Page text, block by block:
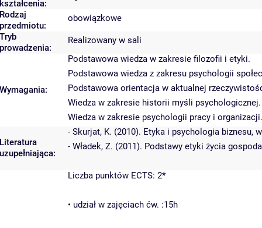
kształcenia:
Rodzaj
przedmiotu:
obowiązkowe
Tryb
prowadzenia:
Realizowany w sali
Wymagania:
Podstawowa wiedza w zakresie filozofii i etyki.
Podstawowa wiedza z zakresu psychologii
Podstawowa orientacja w aktualnej
Wiedza w zakresie historii myśli psychologicznej.
Wiedza w zakresie psychologii pracy i organizacji.
Literatura
uzupełniająca:
- Skurjat, K. (2010). Etyka i psychologia biznesu,
- Władek, Z. (2011). Podstawy etyki życia
Liczba punktów ECTS: 2*
• udział w zajęciach ćw. :15h